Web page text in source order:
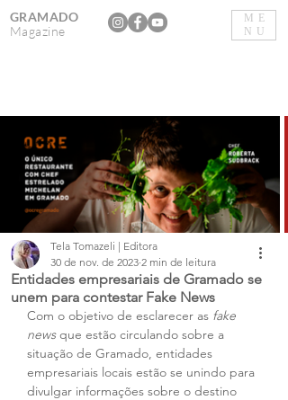
ME
NU
GRAMADO
Magazine
Entidades empresariais de Gramado se
unem para contestar Fake News
Tela Tomazeli | Editora
30 de nov. de 2023 2 min de leitura
Com o objetivo de esclarecer as fake
news que estão circulando sobre a
situação de Gramado, entidades
empresariais locais estão se unindo para
divulgar informações sobre o destino